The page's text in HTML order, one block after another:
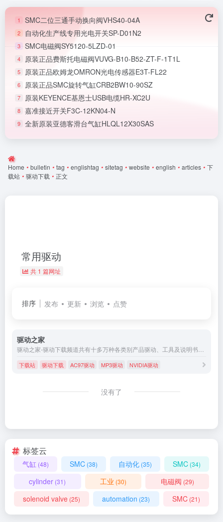
1 SMC二位三通手动换向阀VHS40-04A
2 自动化生产线专用光电开关SP-D01N2
3 SMC电磁阀SY5120-5LZD-01
4 原装正品费斯托电磁阀VUVG-B10-B52-ZT-F-1T1L
5 原装正品欧姆龙OMRON光电传感器E3T-FL22
6 原装正品SMC旋转气缸CRB2BW10-90SZ
7 原装KEYENCE基恩士USB电缆HR-XC2U
8 嘉准接近开关F3C-12KN04-N
9 全新原装亚德客滑台气缸HLQL12X30SAS
Home • bulletin • tag • englishtag • sitetag • website • english • articles • 下
载站 • 驱动下载 • 正文
常用驱动
共 1 篇网址
排序 发布 更新 浏览 点赞
驱动之家
下载站 驱动下载 AC97驱动 MP3驱动 NVIDIA驱动
没有了
标签云
气缸 (48) SMC (38) 自动化 (35) SMC (34)
cylinder (31) 工业 (30) 电磁阀 (29)
solenoid valve (25) automation (23) SMC(21)